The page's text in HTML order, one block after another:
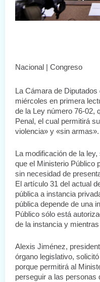
Nacional | Congreso
La Cámara de
miércoles en primera
de la Ley número 76-02,
Penal, el cual permitirá
violencia» y «sin armas».
La modificación de la
que el Ministerio Público
sin necesidad de
El artículo 31 del actual
pública a instancia
pública depende de una
Público sólo está
de la instancia y
Alexis Jiménez,
órgano legislativo,
porque permitirá al
perseguir a las personas